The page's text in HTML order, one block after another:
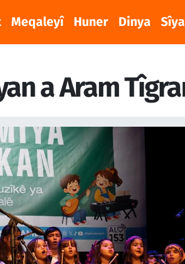
Meqaleyî Huner Dinya
a Aram